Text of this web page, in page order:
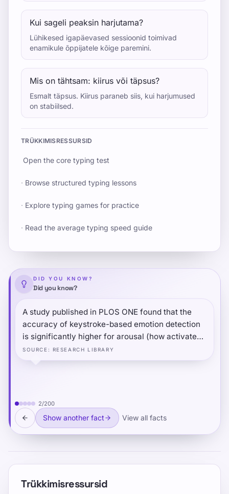
Kui sageli peaksin harjutama?
Lühikesed igapäevased sessioonid toimivad
enamikule õppijatele kõige paremini.
Mis on tähtsam: kiirus või täpsus?
Esmalt täpsus. Kiirus paraneb siis, kui harjumused
on stabiilsed.
TRÜKKIMISRESSURSID
Open the core typing test
· Browse structured typing lessons
· Explore typing games for practice
· Read the average typing speed guide
DID YOU KNOW?
Did you know?
A study published in PLOS ONE found that the
accuracy of keystroke-based emotion detection
is significantly higher for arousal (how activated
vs. calm a person is) than for valence (positive
vs. negative mood) — suggesting that typing
SOURCE : RESEARCH LIBRARY
2/200
Show another fact View all facts
Trükkimisressursid